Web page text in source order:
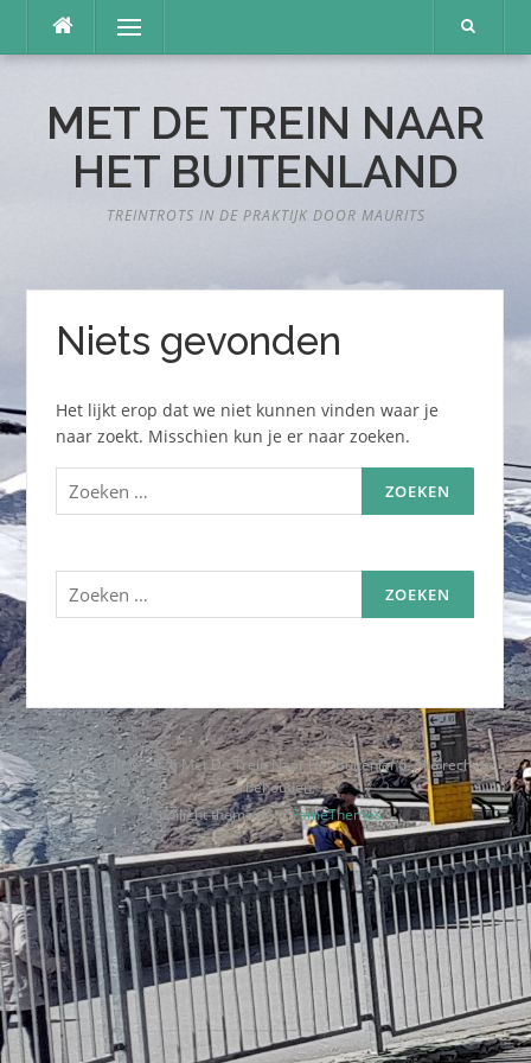
inhoud
Menu
MET DE TREIN NAAR
HET BUITENLAND
TREINTROTS IN DE PRAKTIJK DOOR MAURITS
Niets gevonden
Het lijkt erop dat we niet kunnen vinden waar je
naar zoekt. Misschien kun je er naar zoeken.
Zoeken
naar:
Zoeken
naar:
Auteursrecht © 2026 Met De Trein Naar Het Buitenland. Alle rechten
voorbehouden.
Codilight thema doorFameThemes